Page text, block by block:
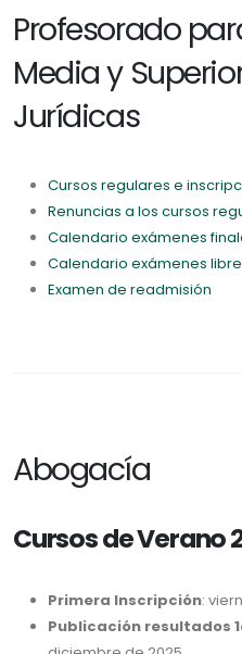
Profesorado
Media y
Jurídicas
Cursos regulares e
Renuncias a los cursos
Calendario exámenes
Calendario exámenes
Examen de readmisión
Abogacía
Cursos de Verano
Primera Inscripción:
Publicación resultados